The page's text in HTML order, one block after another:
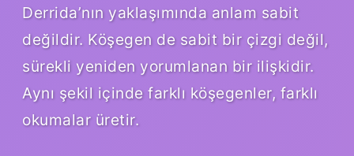
Derrida’nın yaklaşımında anlam sabit
değildir. Köşegen de sabit bir çizgi değil,
sürekli yeniden yorumlanan bir ilişkidir.
Aynı şekil içinde farklı köşegenler, farklı
okumalar üretir.